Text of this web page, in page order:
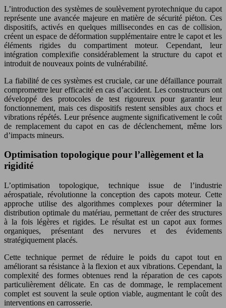
L’introduction des systèmes de soulèvement pyrotechnique du capot
représente une avancée majeure en matière de sécurité piéton. Ces
dispositifs, activés en quelques millisecondes en cas de collision,
créent un espace de déformation supplémentaire entre le capot et les
éléments rigides du compartiment moteur. Cependant, leur
intégration complexifie considérablement la structure du capot et
introduit de nouveaux points de vulnérabilité.
La fiabilité de ces systèmes est cruciale, car une défaillance pourrait
compromettre leur efficacité en cas d’accident. Les constructeurs ont
développé des protocoles de test rigoureux pour garantir leur
fonctionnement, mais ces dispositifs restent sensibles aux chocs et
vibrations répétés. Leur présence augmente significativement le coût
de remplacement du capot en cas de déclenchement, même lors
d’impacts mineurs.
Optimisation topologique pour l’allègement et la
rigidité
L’optimisation topologique, technique issue de l’industrie
aérospatiale, révolutionne la conception des capots moteur. Cette
approche utilise des algorithmes complexes pour déterminer la
distribution optimale du matériau, permettant de créer des structures
à la fois légères et rigides. Le résultat est un capot aux formes
organiques, présentant des nervures et des évidements
stratégiquement placés.
Cette technique permet de réduire le poids du capot tout en
améliorant sa résistance à la flexion et aux vibrations. Cependant, la
complexité des formes obtenues rend la réparation de ces capots
particulièrement délicate. En cas de dommage, le remplacement
complet est souvent la seule option viable, augmentant le coût des
interventions en carrosserie.